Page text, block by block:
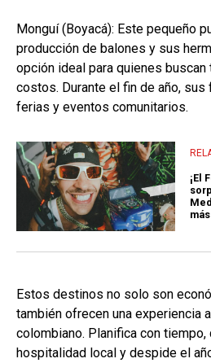
Monguí (Boyacá): Este pequeño
producción de balones y sus
opción ideal para quienes buscan
costos. Durante el fin de año,
ferias y eventos comunitarios.
¡El
más
Estos destinos no solo son
también ofrecen una experiencia
colombiano. Planifica con
hospitalidad local y despide el